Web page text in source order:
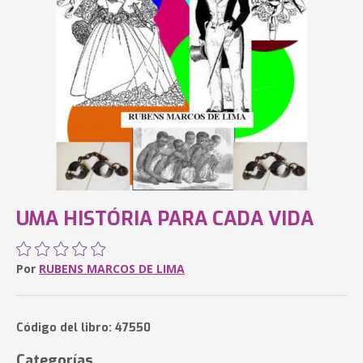
UMA HISTÓRIA PARA CADA VIDA
Por RUBENS MARCOS DE LIMA
Código del libro: 47550